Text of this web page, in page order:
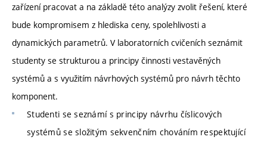
zařízení pracovat a na základě této analýzy zvolit řešení, které
bude kompromisem z hlediska ceny, spolehlivosti a
dynamických parametrů. V laboratorních cvičeních seznámit
studenty se strukturou a principy činnosti vestavěných
systémů a s využitím návrhových systémů pro návrh těchto
komponent.
Studenti se seznámí s principy návrhu číslicových
systémů se složitým sekvenčním chováním respektující